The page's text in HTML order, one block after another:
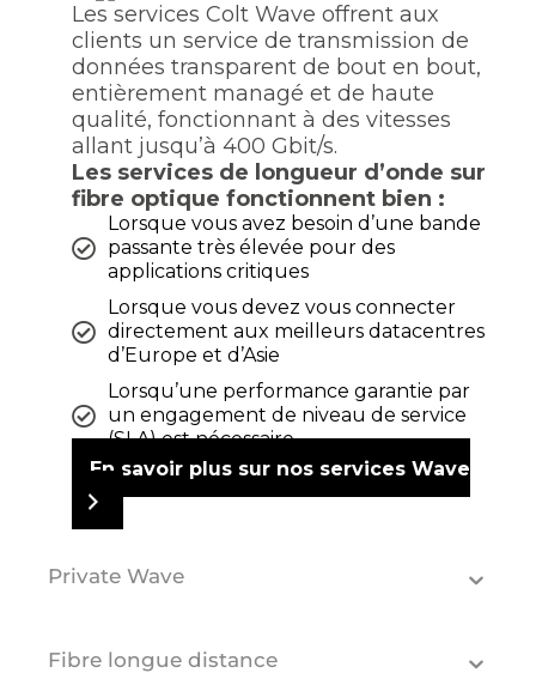
Les services Colt Wave offrent aux
clients un service de transmission de
données transparent de bout en bout,
entièrement managé et de haute
qualité, fonctionnant à des vitesses
allant jusqu’à 400 Gbit/s.
Les services de longueur d’onde sur
fibre optique fonctionnent bien :
Lorsque vous avez besoin d’une bande
passante très élevée pour des
applications critiques
Lorsque vous devez vous connecter
directement aux meilleurs datacentres
d’Europe et d’Asie
Lorsqu’une performance garantie par
un engagement de niveau de service
(SLA) est nécessaire
En savoir plus sur nos services Wave
Private Wave
Fibre longue distance